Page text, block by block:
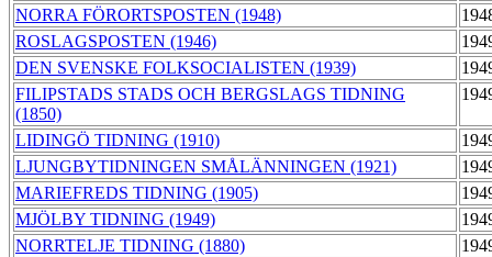
NORRA FÖRORTSPOSTEN (1948)
ROSLAGSPOSTEN (1946)
DEN SVENSKE FOLKSOCIALISTEN (1939)
FILIPSTADS STADS OCH BERGSLAGS TIDNING
(1850)
LIDINGÖ TIDNING (1910)
LJUNGBYTIDNINGEN SMÅLÄNNINGEN (1921)
MARIEFREDS TIDNING (1905)
MJÖLBY TIDNING (1949)
NORRTELJE TIDNING (1880)